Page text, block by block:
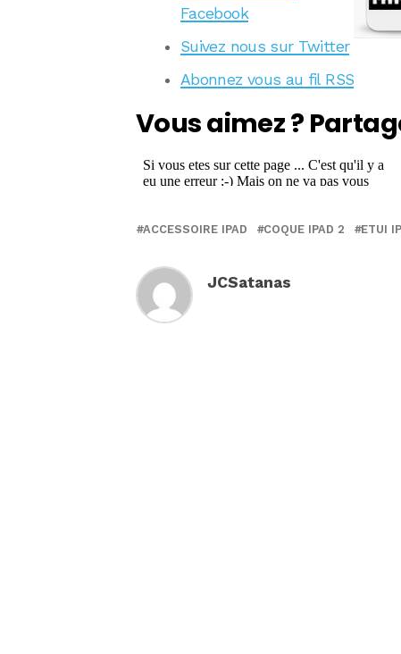
Facebook
Suivez nous sur Twitter
Abonnez vous au fil RSS
Vous aimez ?
ACCESSOIRE IPAD COQUE IPAD 2 ETUI
JCSatanas